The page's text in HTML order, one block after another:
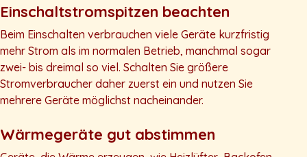
Einschaltstromspitzen beachten
Beim Einschalten verbrauchen viele Geräte kurzfristig
mehr Strom als im normalen Betrieb, manchmal sogar
zwei- bis dreimal so viel. Schalten Sie größere
Stromverbraucher daher zuerst ein und nutzen Sie
mehrere Geräte möglichst nacheinander.
Wärmegeräte gut abstimmen